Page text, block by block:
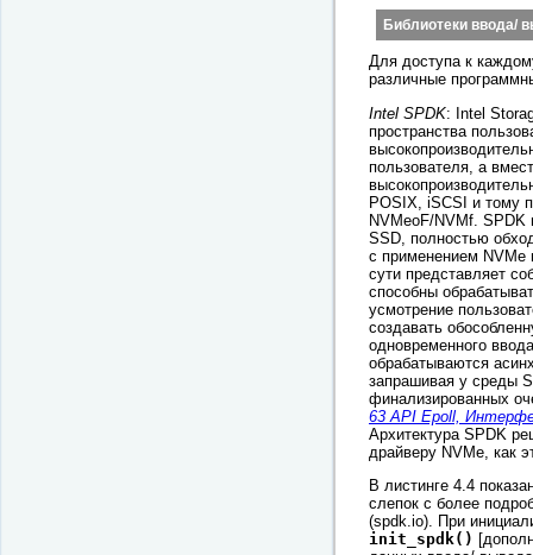
Библиотеки ввода/
Для доступа к
различные
Intel SPDK: Intel
пространства
пользователя, а
POSIX, iSCSI и тому
NVMeoF/NVMf. SPDK
SSD, полностью
с применением NVMe
сути представляет
способны
усмотрение
создавать
одновременного
обрабатываются
запрашивая у среды
финализированных
63 API Epoll,
Архитектура SPDK
драйверу NVMe, как
В листинге 4.4
слепок с более
(spdk.io). При
init_spdk()